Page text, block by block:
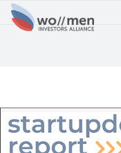
Image